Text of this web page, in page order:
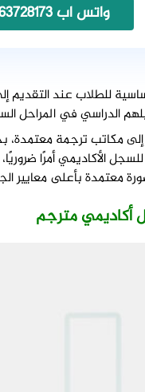
واتس اب 966563728173
للطلاب عند التقديم
الدراسي في المراحل
مكاتب ترجمة
الأكاديمي أمرًا
معتمدة بأعلى معايير
أكاديمي مترجم